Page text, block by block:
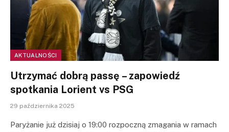
AKTUALNOŚCI
Utrzymać dobrą passę – zapowiedź
spotkania Lorient vs PSG
29 października 2025
Paryżanie już dzisiaj o 19:00 rozpoczną zmagania w ramach